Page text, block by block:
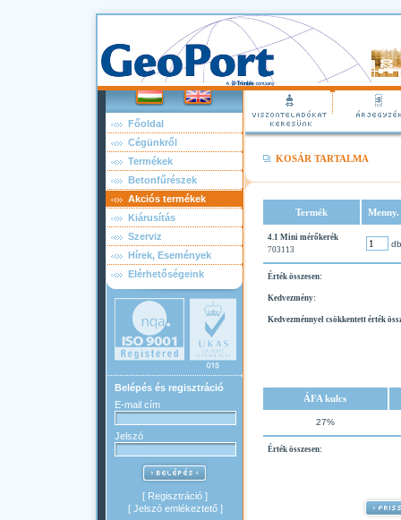
Főoldal
Cégünkről
Termékek
Betonfűrészek
Akciós termékek
Kiárusítás
Szerviz
Hírek, Események
Elérhetőségeink
Belépés és regisztráció
E-mail cím
Jelszó
[ Regisztráció ]
[ Jelszó emlékeztető]
KOSÁR TARTALMA
Termék Menny.
4.1 Mini mérőkerék
703113
db
Érték összesen:
Kedvezmény:
Kedvezménnyel csökkentett érték
ÁFA kulcs
27%
Érték összesen: